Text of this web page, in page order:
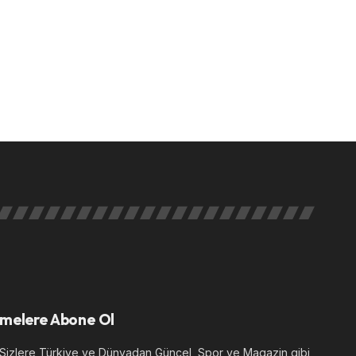
Abone Ol
Türkiye ve Dünyadan Güncel, Spor ve Magazin gibi